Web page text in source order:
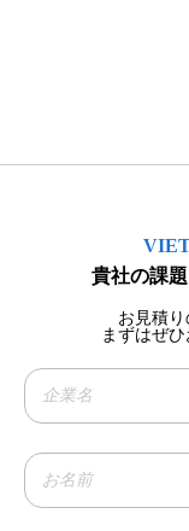
貴社の課
お見積り
まずはぜ